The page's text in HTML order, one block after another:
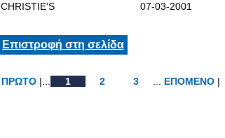
CHRISTIE'S 07-03-2001
Επιστροφή στη σελίδα
ΠΡΩΤΟ |... 1 2 3 ΕΠΟΜΕΝΟ |